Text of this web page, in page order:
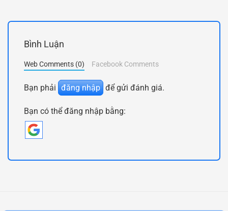
Bình Luận
Web Comments (0) Facebook Comments
Bạn phải đăng nhập để gửi đánh giá.
Bạn có thể đăng nhập bằng: